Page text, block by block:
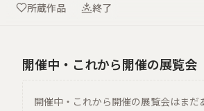
所蔵作品
終了
開催中・これから開催の展覧会
開催中・これから開催の展覧会はまだ